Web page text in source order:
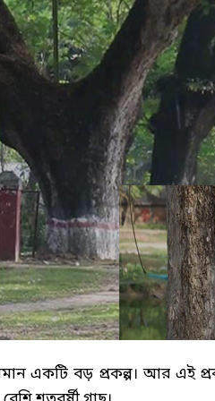
একটি বড় প্রকল্প। আর এই